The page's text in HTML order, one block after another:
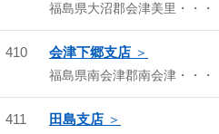
福島県大沼郡会津美里・・・
410 会津下郷支店
福島県南会津郡南会津・・・
411 田島支店